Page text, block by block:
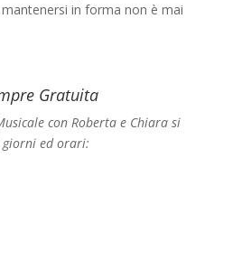
mantenersi in forma non è mai
Gratuita
con Roberta e Chiara si
giorni ed orari: